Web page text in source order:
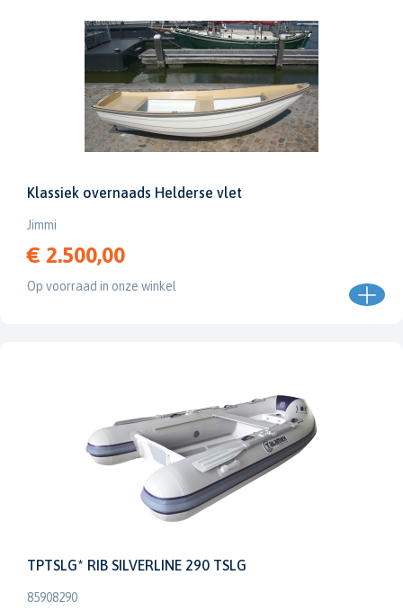
Klassiek overnaads Helderse vlet
Jimmi
€ 2.500,00
Op voorraad in onze winkel
TPTSLG* RIB SILVERLINE 290 TSLG
85908290